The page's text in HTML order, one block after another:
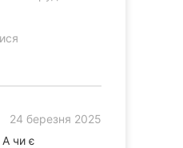
24 березня 2025
А чи є